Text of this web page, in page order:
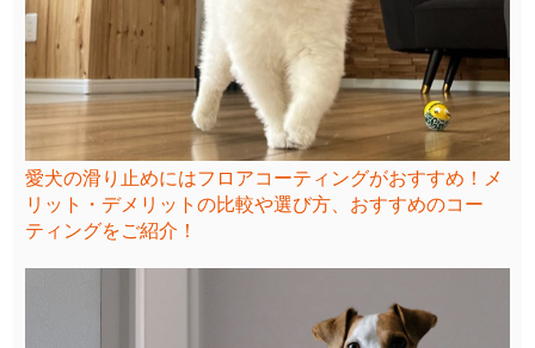
愛犬の滑り止めにはフロアコーティングがおすすめ！メ
リット・デメリットの比較や選び方、おすすめのコー
ティングをご紹介！